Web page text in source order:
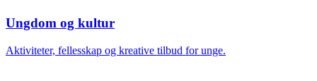
Ungdom og kultur
Aktiviteter, fellesskap og kreative tilbud for unge.